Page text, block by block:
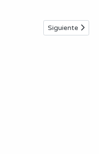
Artículo
Siguiente